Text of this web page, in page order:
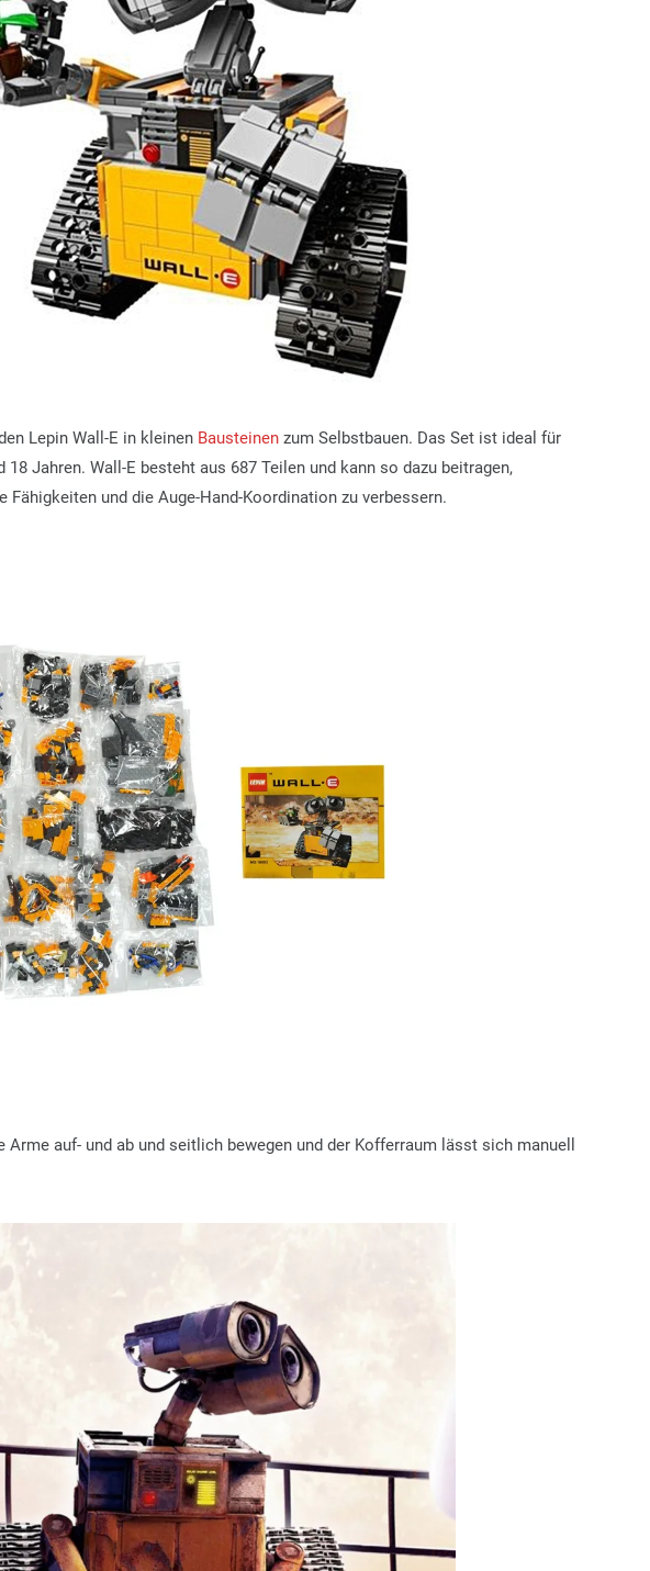
Lepin Wall-E in kleinen Bausteinen zum Selbstbauen. Das Set ist ideal für
Jahren. Wall-E besteht aus 687 Teilen und kann so dazu beitragen,
und die Auge-Hand-Koordination zu verbessern.
Arme auf- und ab und seitlich bewegen und der Kofferraum lässt sich manuell